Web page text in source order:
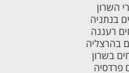
השרון
בנתניה
רעננה
בהרצליה
בשרון
פרדסיה